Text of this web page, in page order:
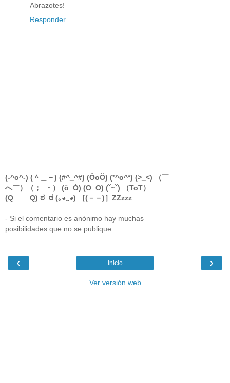
Abrazotes!
Responder
(-^o^-) (＾＿－) (#^_^#) (ÖoÖ) (*^o^*) (>_<) （￣
へ￣）（；_・） (ô_Ó) (O_O) (ˇ~ˇ) （ToT）
(Q____Q) ಠ_ಠ (｡◕‿◕) ［(－－)］ZZzzz
- Si el comentario es anónimo hay muchas
posibilidades que no se publique.
‹ ›
Inicio
Ver versión web